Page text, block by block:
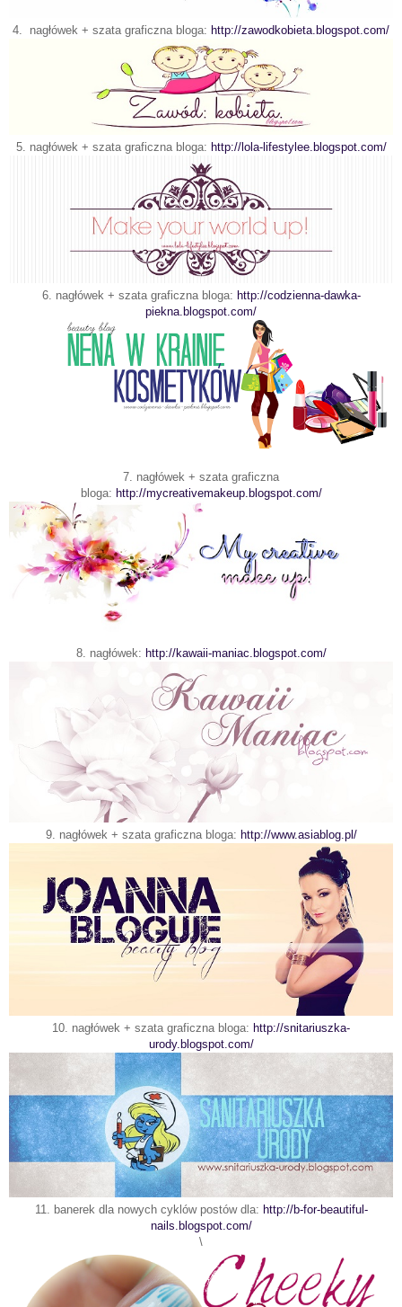
4. nagłówek + szata graficzna bloga: http://zawodkobieta.blogspot.com/
5. nagłówek + szata graficzna bloga: http://lola-lifestylee.blogspot.com/
6. nagłówek + szata graficzna bloga: http://codzienna-dawka-
piekna.blogspot.com/
7. nagłówek + szata graficzna
bloga: http://mycreativemakeup.blogspot.com/
8. nagłówek: http://kawaii-maniac.blogspot.com/
9. nagłówek + szata graficzna bloga: http://www.asiablog.pl/
10. nagłówek + szata graficzna bloga: http://snitariuszka-
urody.blogspot.com/
11. banerek dla nowych cyklów postów dla: http://b-for-beautiful-
nails.blogspot.com/
\